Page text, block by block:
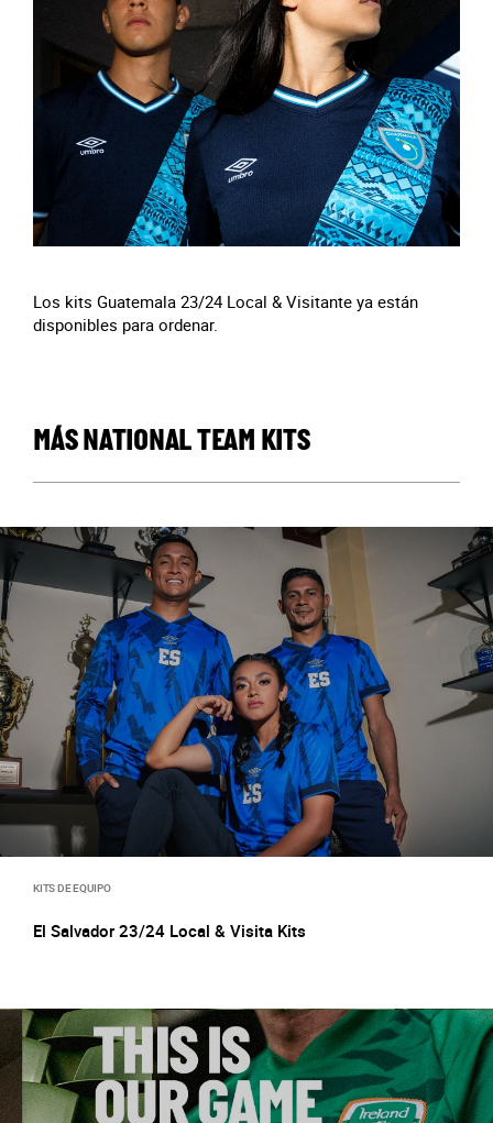
Los kits Guatemala 23/24 Local & Visitante ya están
disponibles para ordenar.
MÁS NATIONAL TEAM KITS
KITS DE EQUIPO
El Salvador 23/24 Local & Visita Kits